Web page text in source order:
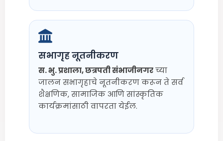
सभागृह नूतनीकरण
स. भु. प्रशाला, छत्रपती संभाजीनगरच्या
जालन सभागृहाचे नूतनीकरण करून ते सर्व
शैक्षणिक, सामाजिक आणि सांस्कृतिक
कार्यक्रमांसाठी वापरता येईल.